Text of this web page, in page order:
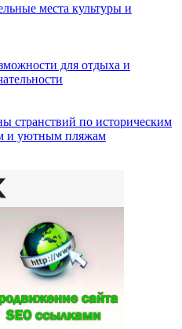
места культуры и
для отдыха и
странствий по историческим
и уютным пляжам